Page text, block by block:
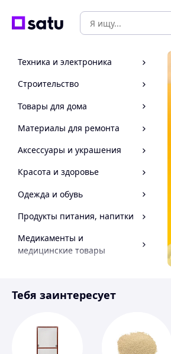
Техника и электроника
Строительство
Товары для дома
Материалы для ремонта
Аксессуары и украшения
Красота и здоровье
Одежда и обувь
Продукты питания, напитки
Медикаменты и
медицинские товары
Инструмент
Тебя заинтересует